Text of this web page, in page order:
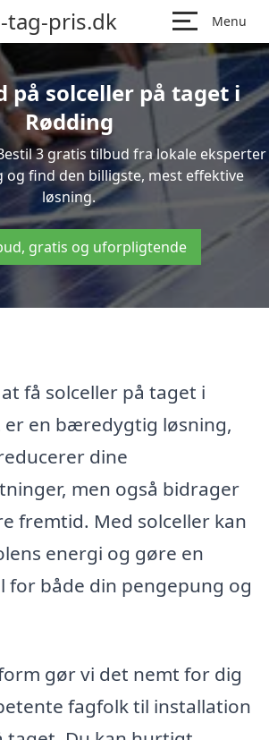
tag-pris.dk Menu
på solceller på taget i
Rødding
3 gratis tilbud fra lokale eksperter
og find den billigste, mest effektive
løsning.
gratis og uforpligtende
få solceller på taget i
er en bæredygtig løsning,
dine
men også bidrager
fremtid. Med solceller kan
energi og gøre en
for både din pengepung og
gør vi det nemt for dig
fagfolk til installation